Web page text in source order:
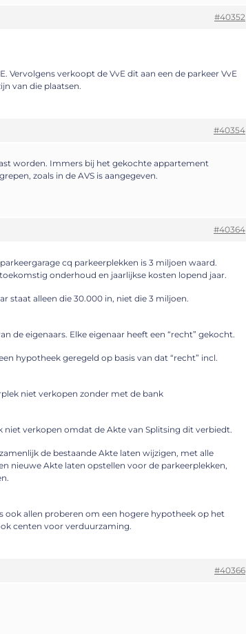
#40352
Vervolgens verkoopt de VvE dit aan een de parkeer VvE
van die plaatsen.
#40354
worden. Immers bij het gekochte appartement
zoals in de AVS is aangegeven.
#40364
cq parkeerplekken is 3 miljoen waard.
onderhoud en jaarlijkse kosten lopend jaar.
staat alleen die 30.000 in, niet die 3 miljoen.
de eigenaars. Elke eigenaar heeft een “recht” gekocht.
hypotheek geregeld op basis van dat “recht” incl.
niet verkopen zonder met de bank
niet verkopen omdat de Akte van Splitsing dit verbiedt.
de bestaande Akte laten wijzigen, met alle
nieuwe Akte laten opstellen voor de parkeerplekken,
ook allen proberen om een hogere hypotheek op het
centen voor verduurzaming.
#40366